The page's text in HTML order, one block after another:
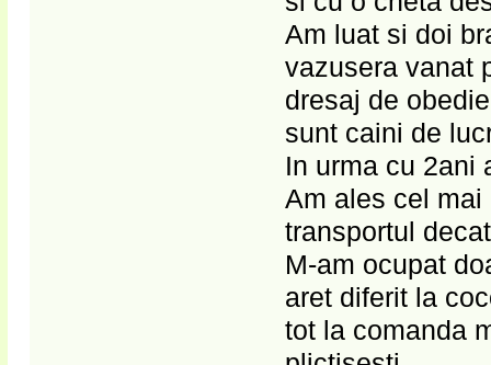
Am luat si doi
vazusera vanat
dresaj de
sunt caini de
In urma cu 2ani
Am ales cel
transportul
M-am ocupat
aret diferit la
tot la comanda